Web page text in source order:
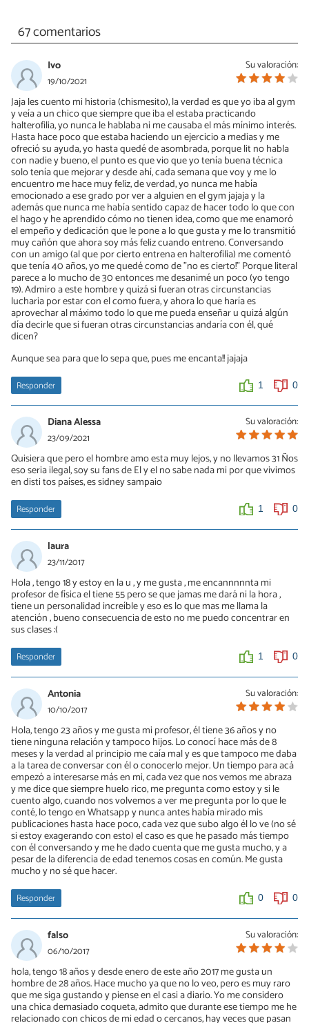
67 comentarios
Su valoración:
Ivo
19/10/2021
Jaja les cuento mi historia (chismesito), la verdad es que yo iba al gym
y veía a un chico que siempre que iba el estaba practicando
halterofilia, yo nunca le hablaba ni me causaba el más mínimo interés.
Hasta hace poco que estaba haciendo un ejercicio a medias y me
ofreció su ayuda, yo hasta quedé de asombrada, porque lit no habla
con nadie y bueno, el punto es que vio que yo tenía buena técnica
solo tenía que mejorar y desde ahí, cada semana que voy y me lo
encuentro me hace muy feliz, de verdad, yo nunca me había
emocionado a ese grado por ver a alguien en el gym jajaja y la
además que nunca me había sentido capaz de hacer todo lo que con
el hago y he aprendido cómo no tienen idea, como que me enamoró
el empeño y dedicación que le pone a lo que gusta y me lo transmitió
muy cañón que ahora soy más feliz cuando entreno. Conversando
con un amigo (al que por cierto entrena en halterofilia) me comentó
que tenía 40 años, yo me quedé como de "no es cierto!" Porque literal
parece a lo mucho de 30 entonces me desanimé un poco (yo tengo
19). Admiro a este hombre y quizá si fueran otras circunstancias
lucharia por estar con el como fuera, y ahora lo que haría es
aprovechar al máximo todo lo que me pueda enseñar u quizá algún
día decirle que si fueran otras circunstancias andaría con él, qué
dicen?
Aunque sea para que lo sepa que, pues me encanta!! jajaja
Responder 1 0
Su valoración:
Diana Alessa
23/09/2021
Quisiera que pero el hombre amo esta muy lejos, y no llevamos 31 Ños
eso seria ilegal, soy su fans de El y el no sabe nada mi por que vivimos
en disti tos países, es sidney sampaio
Responder 1 0
laura
23/11/2017
Hola , tengo 18 y estoy en la u , y me gusta , me encannnnnta mi
profesor de física el tiene 55 pero se que jamas me dará ni la hora ,
tiene un personalidad increíble y eso es lo que mas me llama la
atención , bueno consecuencia de esto no me puedo concentrar en
sus clases :(
Responder 1 0
Su valoración:
Antonia
10/10/2017
Hola, tengo 23 años y me gusta mi profesor, él tiene 36 años y no
tiene ninguna relación y tampoco hijos. Lo conocí hace más de 8
meses y la verdad al principio me caía mal y es que tampoco me daba
a la tarea de conversar con él o conocerlo mejor. Un tiempo para acá
empezó a interesarse más en mi, cada vez que nos vemos me abraza
y me dice que siempre huelo rico, me pregunta como estoy y si le
cuento algo, cuando nos volvemos a ver me pregunta por lo que le
conté, lo tengo en Whatsapp y nunca antes había mirado mis
publicaciones hasta hace poco, cada vez que subo algo él lo ve (no sé
si estoy exagerando con esto) el caso es que he pasado más tiempo
con él conversando y me he dado cuenta que me gusta mucho, y a
pesar de la diferencia de edad tenemos cosas en común. Me gusta
mucho y no sé que hacer.
Responder 0 0
Su valoración:
falso
06/10/2017
hola, tengo 18 años y desde enero de este año 2017 me gusta un
hombre de 28 años. Hace mucho ya que no lo veo, pero es muy raro
que me siga gustando y piense en el casi a diario. Yo me considero
una chica demasiado coqueta, admito que durante ese tiempo me he
relacionado con chicos de mi edad o cercanos, hay veces que pasan